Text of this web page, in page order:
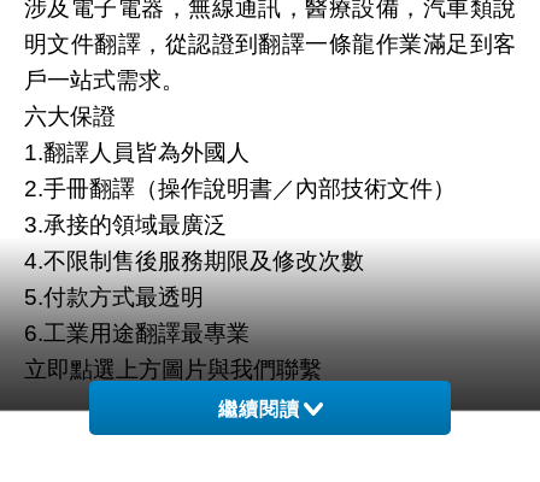
涉及電子電器，無線通訊，醫療設備，汽車類說
明文件翻譯，從認證到翻譯一條龍作業滿足到客
戶一站式需求。
六大保證
1.翻譯人員皆為外國人
2.手冊翻譯（操作說明書／內部技術文件）
3.承接的領域最廣泛
4.不限制售後服務期限及修改次數
5.付款方式最透明
6.工業用途翻譯最專業
立即點選上方圖片與我們聯繫
繼續閱讀